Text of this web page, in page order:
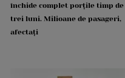
închide complet porțile timp de
trei luni. Milioane de pasageri,
afectați